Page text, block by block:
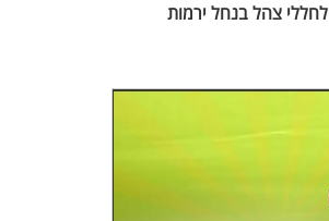
לחללי צהל בנחל ירמות